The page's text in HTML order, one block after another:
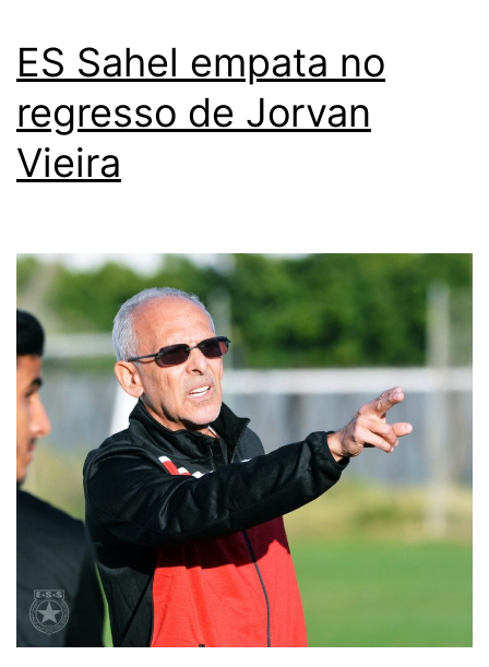
ES Sahel empata no
regresso de Jorvan
Vieira